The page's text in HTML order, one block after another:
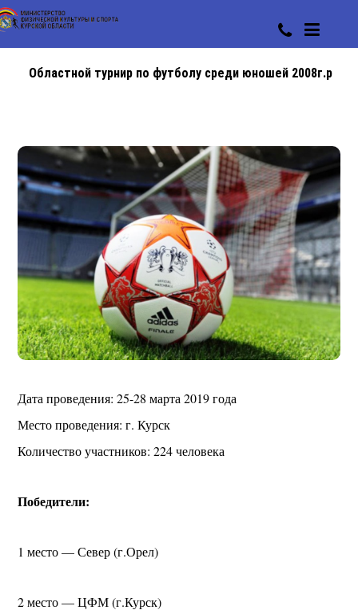
Областной турнир по футболу среди юношей 2008г.р
Дата проведения: 25-28 марта 2019 года
Место проведения: г. Курск
Количество участников: 224 человека
Победители:
1 место — Север (г.Орел)
2 место — ЦФМ (г.Курск)